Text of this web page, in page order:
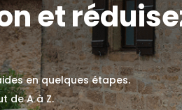
et
en quelques étapes.
de A à Z.